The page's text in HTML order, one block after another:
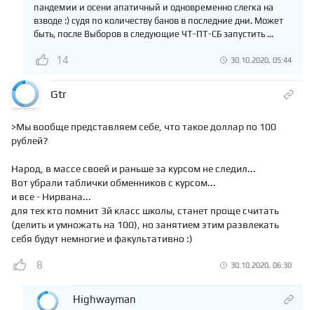
пандемии и осени апатичный и одновременно слегка на
взводе :) судя по количеству банов в последние дни. Может
быть, после Выборов в следующие ЧТ-ПТ-СБ запустить ...
14 30.10.2020, 05:44
Gtr
>Мы вообще представляем себе, что такое доллар по 100
рублей?
Народ, в массе своей и раньше за курсом не следил...
Вот убрали таблички обменников с курсом...
и все - Нирвана...
для тех кто помнит 3й класс школы, станет проще считать
(делить и умножать на 100), но занятием этим развлекать
себя будут немногие и факультативно :)
8 30.10.2020, 06:30
Highwayman